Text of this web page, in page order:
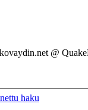
@
haku